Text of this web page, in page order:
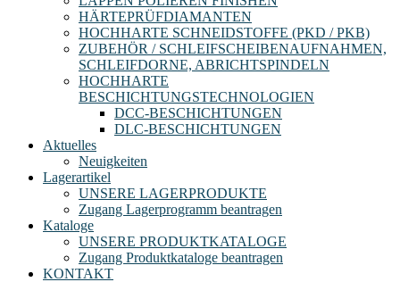
HÄRTEPRÜFDIAMANTEN
HOCHHARTE SCHNEIDSTOFFE (PKD / PKB)
ZUBEHÖR / SCHLEIFSCHEIBENAUFNAHMEN,
SCHLEIFDORNE, ABRICHTSPINDELN
HOCHHARTE
BESCHICHTUNGSTECHNOLOGIEN
DCC-BESCHICHTUNGEN
DLC-BESCHICHTUNGEN
Aktuelles
Neuigkeiten
Lagerartikel
UNSERE LAGERPRODUKTE
Zugang Lagerprogramm beantragen
Kataloge
UNSERE PRODUKTKATALOGE
Zugang Produktkataloge beantragen
KONTAKT